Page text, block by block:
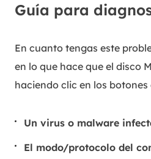
Guía para
En cuanto tengas este
en lo que hace que el disco
haciendo clic en los
Un virus o malware
El modo/protocolo del